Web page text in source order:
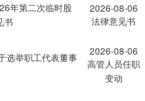
年第二次临时股
书
2026-08-06
法律意见书
选举职工代表董事
2026-08-06
高管人员任职
变动